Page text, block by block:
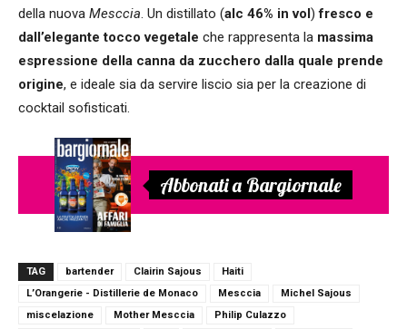
della nuova Mesccia. Un distillato (alc 46% in vol)fresco e
dall’elegante tocco vegetale che rappresenta la massima
espressione della canna da zucchero dalla quale prende
origine, e ideale sia da servire liscio sia per la creazione di
cocktail sofisticati.
Abbonati a Bargiornale
TAG bartender Clairin Sajous
Haiti
L’Orangerie - Distillerie de Monaco
Mesccia
Michel Sajous
miscelazione
Mother Mesccia
Philip Culazzo